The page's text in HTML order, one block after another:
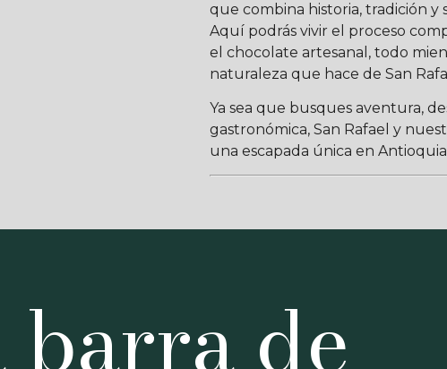
que combina historia, tradición y
Aquí podrás vivir el proceso
el chocolate artesanal, todo
naturaleza que hace de San
Ya sea que busques aventura,
gastronómica, San Rafael y
una escapada única en
de